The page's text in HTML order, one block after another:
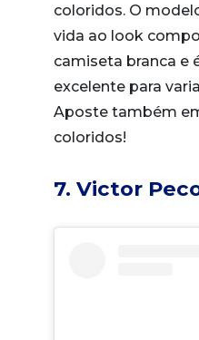
coloridos. O
vida ao look
camiseta branca e
excelente para
Aposte também
coloridos!
7. Victor